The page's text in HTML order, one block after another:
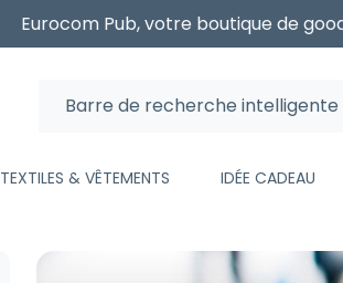
Eurocom Pub, votre boutique de
TEXTILES & VÊTEMENTS IDÉE CADEAU